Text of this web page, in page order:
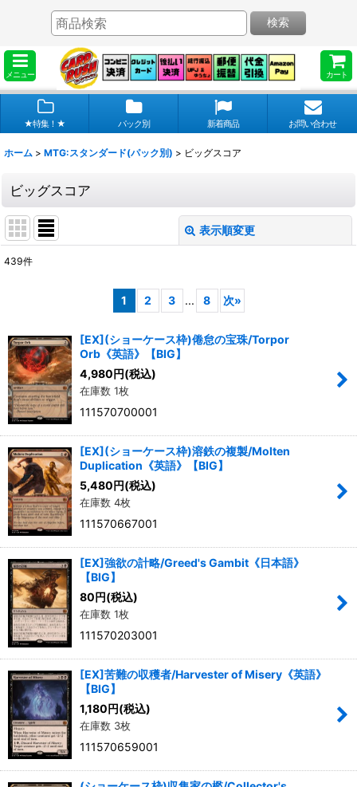
メニュー カート
検索
★特集！★ パック別 新着商品 お問い合わせ
ホーム > MTG:スタンダード(パック別) > ビッグスコア
ビッグスコア
表示順変更
並び順:
439件
1 2 3 ... 8 次»
[EX](ショーケース枠)倦怠の宝珠/Torpor
Orb《英語》【BIG】
4,980円(税込)
在庫数 1枚
111570700001
[EX](ショーケース枠)溶鉄の複製/Molten
Duplication《英語》【BIG】
5,480円(税込)
在庫数 4枚
111570667001
[EX]強欲の計略/Greed's Gambit《日本語》
【BIG】
80円(税込)
在庫数 1枚
111570203001
[EX]苦難の収穫者/Harvester of Misery《英語》
【BIG】
1,180円(税込)
在庫数 3枚
111570659001